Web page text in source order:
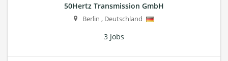
50Hertz Transmission GmbH
Berlin , Deutschland
3 Jobs